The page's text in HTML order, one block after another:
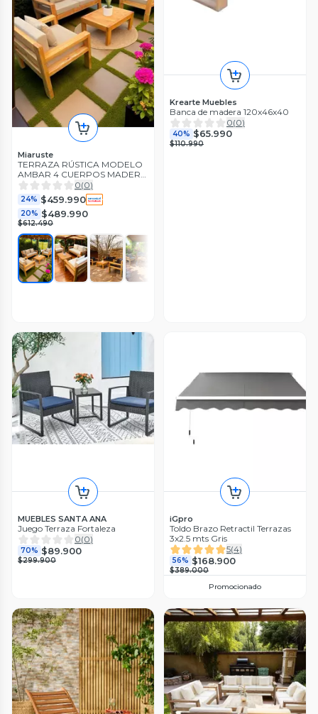
Miaruste
TERRAZA RÚSTICA MODELO
AMBAR 4 CUERPOS MADERA
COLOR PALO ROSA
0(0)
24% $459.990
20% $489.990
$612.490
Krearte Muebles
Banca de madera 120x46x40
0(0)
40% $65.990
$110.990
MUEBLES SANTA ANA
Juego Terraza Fortaleza
0(0)
70% $89.900
$299.900
iGpro
Toldo Brazo Retractil Terrazas
3x2.5 mts Gris
5(4)
56% $168.900
$389.000
Promocionado